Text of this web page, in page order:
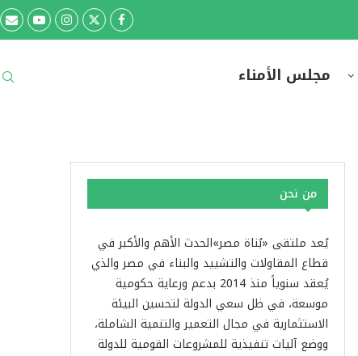
مجلس الأمناء
من نحن
يُعد ملتقى «بُناة مصر»الحدث الأهم والأكبر في
قطاع المقاولات والتشييد والبناء في مصر والذي
يُعقد سنوياً منذ 2014 بدعم ورعاية حكومية
موسعة، في ظل سعي الدولة لتحسين البيئة
الاستثمارية في مجال التعمير والتنمية الشاملة،
ووضع آليات تنفيذية للمشروعات القومية للدولة